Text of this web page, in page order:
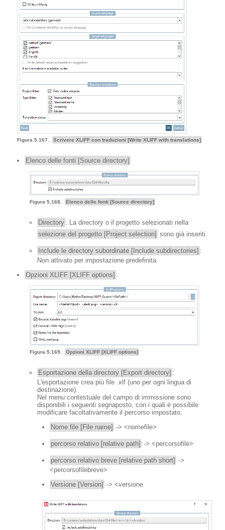
Figura 5.167. Scrivere XLIFF con traduzioni [Write XLIFF with translations]
Elenco delle fonti [Source directory]
Figura 5.168. Elenco delle fonti [Source directory]
Directory : La directory o il progetto selezionati nella
selezione del progetto [Project selection] sono già inseriti.
Include le directory subordinate [Include subdirectories] :
Non attivato per impostazione predefinita
Opzioni XLIFF [XLIFF options] :
Figura 5.169. Opzioni XLIFF [XLIFF options]
Esportazione della directory [Export directory] :
L'esportazione crea più file .xlf (uno per ogni lingua di
destinazione).
Nel menu contestuale del campo di immissione sono
disponibili i seguenti segnaposto, con i quali è possibile
modificare facoltativamente il percorso impostato.
Nome file [File name] -> <nomefile>
percorso relativo [relative path] -> <percorsofile>
percorso relativo breve [relative path short] ->
<percorsofilebreve>
Versione [Version] -> <versione